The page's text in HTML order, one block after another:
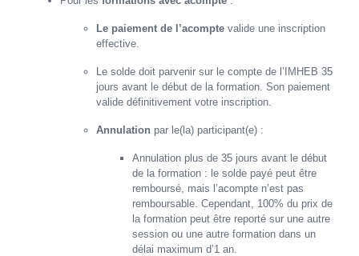
Le paiement de l’acompte valide une inscription
effective.
Le solde doit parvenir sur le compte de l’IMHEB 35
jours avant le début de la formation. Son paiement
valide définitivement votre inscription.
Annulation par le(la) participant(e) :
Annulation plus de 35 jours avant le début
de la formation : le solde payé peut être
remboursé, mais l’acompte n’est pas
remboursable. Cependant, 100% du prix de
la formation peut être reporté sur une autre
session ou une autre formation dans un
délai maximum d’1 an.